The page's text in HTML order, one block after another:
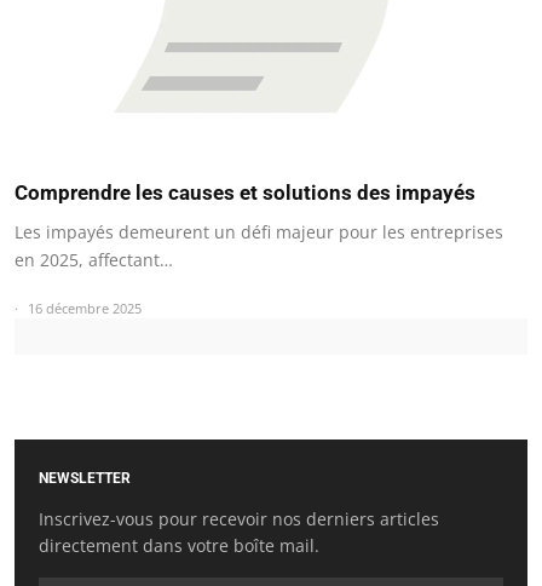
Comprendre les causes et solutions des impayés
Les impayés demeurent un défi majeur pour les entreprises
en 2025, affectant…
16 décembre 2025
NEWSLETTER
Inscrivez-vous pour recevoir nos derniers articles
directement dans votre boîte mail.